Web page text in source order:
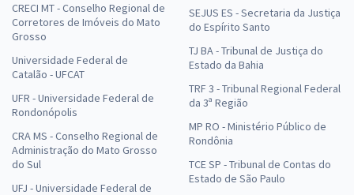
CRECI MT - Conselho Regional de
Corretores de Imóveis do Mato
Grosso
Universidade Federal de
Catalão - UFCAT
UFR - Universidade Federal de
Rondonópolis
CRA MS - Conselho Regional de
Administração do Mato Grosso
do Sul
UFJ - Universidade Federal de
SEJUS ES - Secretaria da Justiça
do Espírito Santo
TJ BA - Tribunal de Justiça do
Estado da Bahia
TRF 3 - Tribunal Regional Federal
da 3ª Região
MP RO - Ministério Público de
Rondônia
TCE SP - Tribunal de Contas do
Estado de São Paulo